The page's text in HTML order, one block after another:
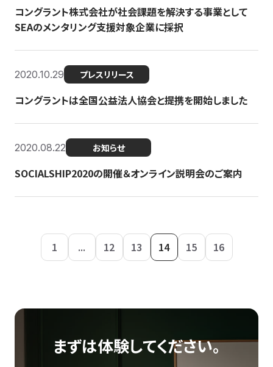
コングラント株式会社が社会課題を解決する事業として
SEAのメンタリング支援対象企業に採択
2020.10.29 プレスリリース
コングラントは全国公益法人協会と提携を開始しました
2020.08.22 お知らせ
SOCIALSHIP2020の開催＆オンライン説明会のご案内
1 ... 12 13 14 15 16
まずは体験してください。